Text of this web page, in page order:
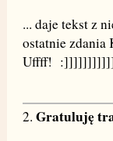
... daje tekst z
ostatnie zdania
Uffff!
2. Gratuluję